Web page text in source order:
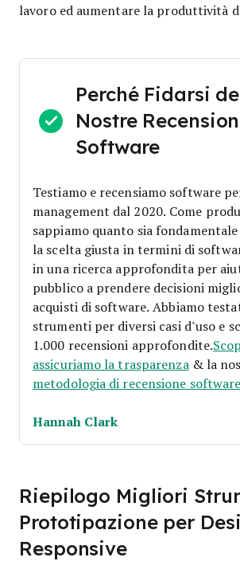
lavoro ed aumentare la produttività
Perché Fidarsi
Nostre
Software
Testiamo e recensiamo software
management dal 2020. Come
sappiamo quanto sia
la scelta giusta in termini di
in una ricerca approfondita per
pubblico a prendere decisioni
acquisti di software. Abbiamo
strumenti per diversi casi d’uso e
1.000 recensioni approfondite.
assicuriamo la trasparenza & la
metodologia di recensione software
Hannah Clark
Riepilogo Migliori
Prototipazione per
Responsive